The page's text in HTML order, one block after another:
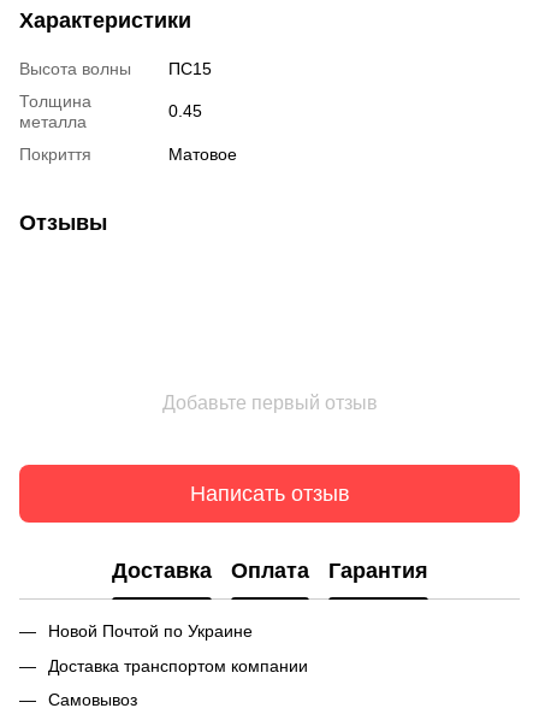
Характеристики
Высота волны
ПС15
Толщина
металла
0.45
Покриття Матовое
Отзывы
Добавьте первый отзыв
Написать отзыв
Доставка Оплата Гарантия
Новой Почтой по Украине
Доставка транспортом компании
Самовывоз